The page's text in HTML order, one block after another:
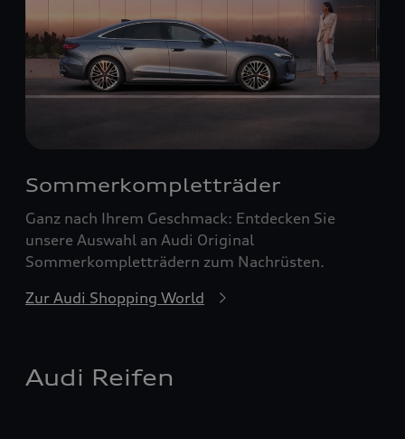
Sommerkompletträder
Ganz nach Ihrem Geschmack: Entdecken Sie
unsere Auswahl an Audi Original
Sommerkompletträdern zum Nachrüsten.
Zur Audi Shopping World
Audi Reifen